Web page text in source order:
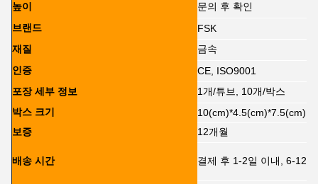
높이
문의 후 확인
브랜드
FSK
재질
금속
인증
CE, ISO9001
포장 세부 정보
1개/튜브, 10개/박스
박스 크기
10(cm)*4.5(cm)*7.5(cm)
보증
12개월
배송 시간 결제 후 1-2일 이내, 6-12